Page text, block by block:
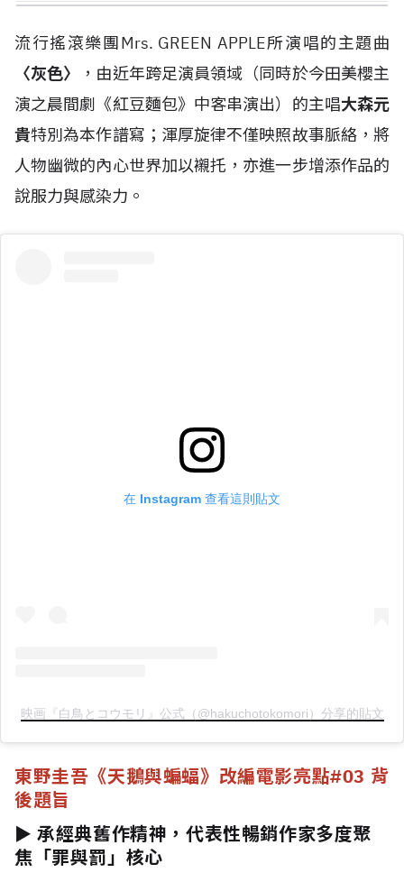
流行搖滾樂團Mrs. GREEN APPLE所演唱的主題曲
〈灰色〉
，由近年跨足演員領域（同時於今田美櫻主
演之晨間劇《紅豆麵包》中客串演出）的主唱大森元
貴特別為本作譜寫；渾厚旋律不僅映照故事脈絡，將
人物幽微的內心世界加以襯托，亦進一步增添作品的
說服力與感染力。
在 Instagram 查看這則貼文
映画『白鳥とコウモリ』公式（@hakuchotokomori）分享的貼文
東野圭吾《天鵝與蝙蝠》改編電影亮點#03 背
後題旨
► 承經典舊作精神，代表性暢銷作家多度聚
焦「罪與罰」核心